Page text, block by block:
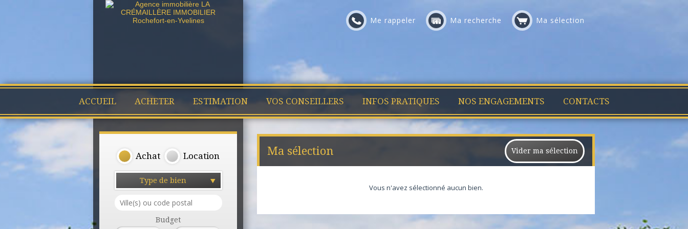
Me rappeler Ma recherche Ma sélection
ACCUEIL ACHETER ESTIMATION VOS CONSEILLERS INFOS PRATIQUES NOS ENGAGEMENTS CONTACTS
Achat Location
Type de bien
Budget
Ma sélection Vider ma sélection
Vous n'avez sélectionné aucun bien.